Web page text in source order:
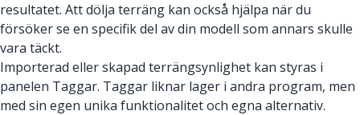
resultatet. Att dölja terräng kan också hjälpa när du
försöker se en specifik del av din modell som annars skulle
vara täckt.
Importerad eller skapad terrängsynlighet kan styras i
panelen Taggar. Taggar liknar lager i andra program, men
med sin egen unika funktionalitet och egna alternativ.